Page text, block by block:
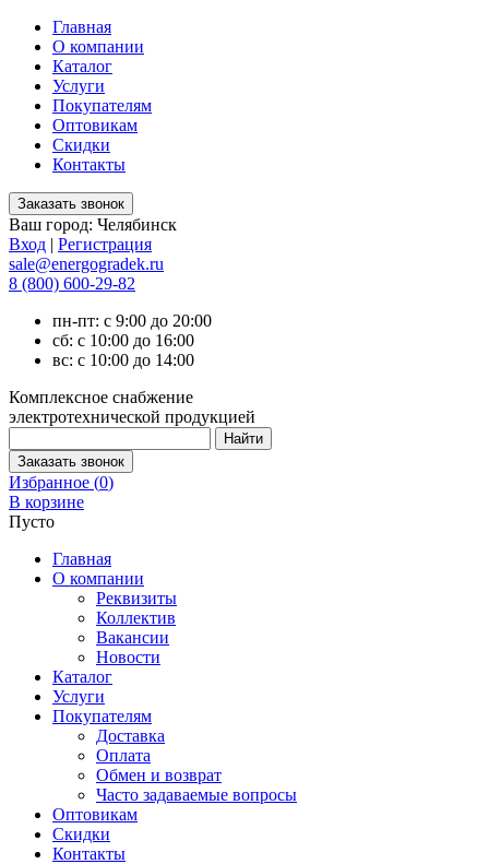
Главная
О компании
Каталог
Услуги
Покупателям
Оптовикам
Скидки
Контакты
Ваш город: Челябинск
Вход | Регистрация
sale@energogradek.ru
8 (800) 600-29-82
пн-пт: с 9:00 до 20:00
сб: с 10:00 до 16:00
вс: с 10:00 до 14:00
Комплексное снабжение
электротехнической продукцией
Избранное (0)
В корзине
Пусто
Главная
О компании
Реквизиты
Коллектив
Вакансии
Новости
Каталог
Услуги
Покупателям
Доставка
Оплата
Обмен и возврат
Часто задаваемые вопросы
Оптовикам
Скидки
Контакты